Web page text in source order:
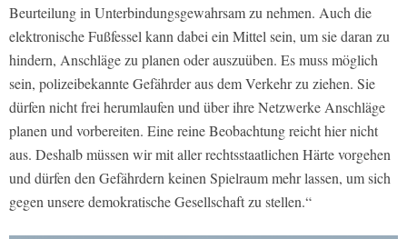
Beurteilung in Unterbindungsgewahrsam zu nehmen. Auch die
elektronische Fußfessel kann dabei ein Mittel sein, um sie daran zu
hindern, Anschläge zu planen oder auszuüben. Es muss möglich
sein, polizeibekannte Gefährder aus dem Verkehr zu ziehen. Sie
dürfen nicht frei herumlaufen und über ihre Netzwerke Anschläge
planen und vorbereiten. Eine reine Beobachtung reicht hier nicht
aus. Deshalb müssen wir mit aller rechtsstaatlichen Härte vorgehen
und dürfen den Gefährdern keinen Spielraum mehr lassen, um sich
gegen unsere demokratische Gesellschaft zu stellen.“